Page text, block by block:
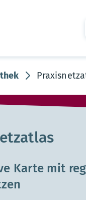
Karte mit